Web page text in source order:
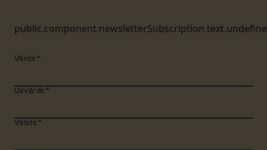
Vārds *
Uzvārds *
Valsts *